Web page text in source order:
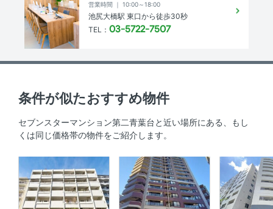
物件概要
用途地域 商業地域
建ぺい率
容積率 - %
営業時間 ｜ 10:00～18:00
池尻大橋駅 東口から徒歩30秒
TEL： 03-5722-7507
条件が似たおすすめ物件
セブンスターマンション第二青葉台と近い場所にある、もし
くは同じ価格帯の物件をご紹介します。